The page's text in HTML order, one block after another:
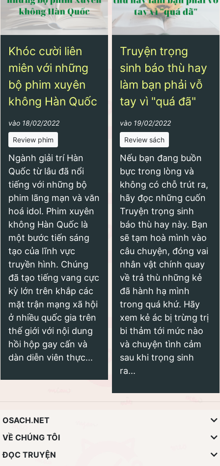
Khóc cười liên
miên với những
bộ phim xuyên
không Hàn Quốc
vào 18/02/2022
Review phim
Ngành giải trí Hàn
Quốc từ lâu đã nổi
tiếng với những bộ
phim lãng mạn và văn
hoá idol. Phim xuyên
không Hàn Quốc là
một bước tiến sáng
tạo của lĩnh vực
truyền hình. Chúng
đã tạo tiếng vang cực
kỳ lớn trên khắp các
mặt trận mạng xã hội
ở nhiều quốc gia trên
thế giới với nội dung
hồi hộp gay cấn và
dàn diễn viên thực...
Truyện trọng
sinh báo thù hay
làm bạn phải vỗ
tay vì "quá đã"
vào 19/02/2022
Review sách
Nếu bạn đang buồn
bực trong lòng và
không có chỗ trút ra,
hãy đọc những cuốn
Truyện trọng sinh
báo thù hay này. Bạn
sẽ tạm hoà mình vào
câu chuyện, đóng vai
nhân vật chính quay
về trả thù những kẻ
đã hành hạ mình
trong quá khứ. Hãy
xem kẻ ác bị trừng trị
bi thảm tới mức nào
và chuyện tình cảm
sau khi trọng sinh
ra...
OSACH.NET
VỀ CHÚNG TÔI
ĐỌC TRUYỆN